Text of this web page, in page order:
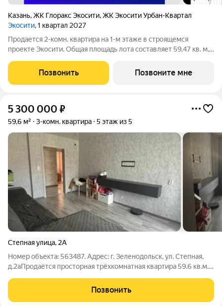
Казань,ЖК Глоракс Экосити,ЖК Экосити Урбан-Квартал
Экосити, 1 квартал 2027
Продается 2-комн. квартира на 1-м этаже в строящемся
проекте Экосити. Общая площадь лота составляет 59,47 кв. м,
кухонную зону. Номер квартиры - 242 Преимущества
квартиры в Урбан-квартале:
Позвонить Позвоните мне
5 300 000 ₽
59,6 м² 3-комн. квартира 5 этаж из 5
Степная улица, 2А
Номер объекта: 563487. Адрес: г. Зеленодольск, ул. Степная,
д.2аПродаётся просторная трёхкомнатная квартира 59.6 кв.м.
соотношением цены и жилой площади. Вас ждёт отдельная
кухня в 7.7 квадратов и
Позвонить